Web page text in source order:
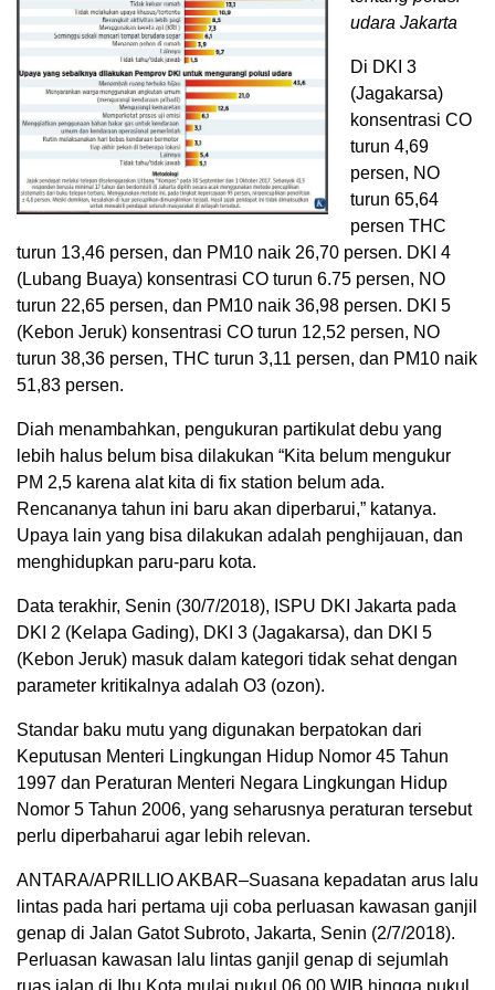
udara Jakarta
Di DKI 3
(Jagakarsa)
konsentrasi CO
turun 4,69
persen, NO
turun 65,64
persen THC
turun 13,46 persen, dan PM10 naik 26,70 persen. DKI 4
(Lubang Buaya) konsentrasi CO turun 6.75 persen, NO
turun 22,65 persen, dan PM10 naik 36,98 persen. DKI 5
(Kebon Jeruk) konsentrasi CO turun 12,52 persen, NO
turun 38,36 persen, THC turun 3,11 persen, dan PM10 naik
51,83 persen.
Diah menambahkan, pengukuran partikulat debu yang
lebih halus belum bisa dilakukan “Kita belum mengukur
PM 2,5 karena alat kita di fix station belum ada.
Rencananya tahun ini baru akan diperbarui,” katanya.
Upaya lain yang bisa dilakukan adalah penghijauan, dan
menghidupkan paru-paru kota.
Data terakhir, Senin (30/7/2018), ISPU DKI Jakarta pada
DKI 2 (Kelapa Gading), DKI 3 (Jagakarsa), dan DKI 5
(Kebon Jeruk) masuk dalam kategori tidak sehat dengan
parameter kritikalnya adalah O3 (ozon).
Standar baku mutu yang digunakan berpatokan dari
Keputusan Menteri Lingkungan Hidup Nomor 45 Tahun
1997 dan Peraturan Menteri Negara Lingkungan Hidup
Nomor 5 Tahun 2006, yang seharusnya peraturan tersebut
perlu diperbaharui agar lebih relevan.
ANTARA/APRILLIO AKBAR–Suasana kepadatan arus lalu
lintas pada hari pertama uji coba perluasan kawasan ganjil
genap di Jalan Gatot Subroto, Jakarta, Senin (2/7/2018).
Perluasan kawasan lalu lintas ganjil genap di sejumlah